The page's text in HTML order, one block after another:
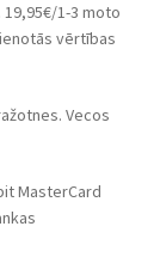
1-3 moto
vērtības
Vecos
MasterCard